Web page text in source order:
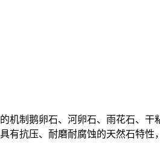
制鹅卵石、河卵石、雨花石、干
抗压、耐磨耐腐蚀的天然石特性